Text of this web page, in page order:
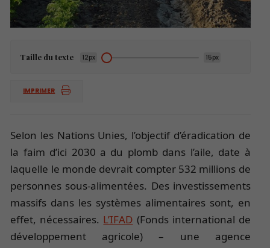
Taille du texte 12px 15px
IMPRIMER
Selon les Nations Unies, l’objectif d’éradication de
la faim d’ici 2030 a du plomb dans l’aile, date à
laquelle le monde devrait compter 532 millions de
personnes sous-alimentées. Des investissements
massifs dans les systèmes alimentaires sont, en
effet, nécessaires. L’IFAD (Fonds international de
développement agricole) – une agence